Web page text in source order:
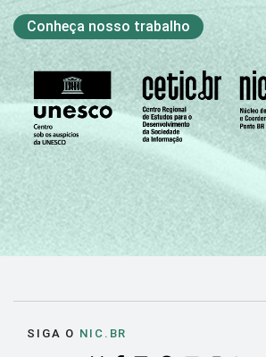
Conheça nosso trabalho
SIGA O NIC.BR